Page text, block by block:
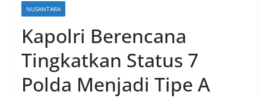
NUSANTARA
Kapolri Berencana
Tingkatkan Status 7
Polda Menjadi Tipe A